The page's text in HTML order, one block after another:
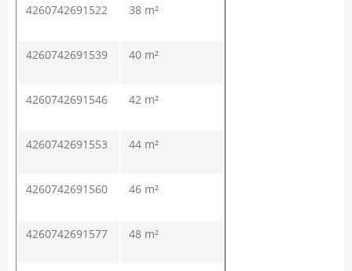
4260742691522 38 m²
4260742691539 40 m²
4260742691546 42 m²
4260742691553 44 m²
4260742691560 46 m²
4260742691577 48 m²